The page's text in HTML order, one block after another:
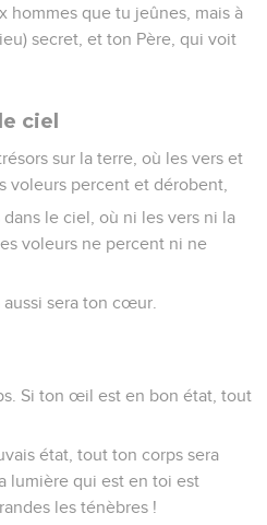
hommes que tu jeûnes, mais à
secret, et ton Père, qui voit
ciel
sur la terre, où les vers et
voleurs percent et dérobent,
dans le ciel, où ni les vers ni la
voleurs ne percent ni ne
sera ton cœur.
Si ton œil est en bon état, tout
état, tout ton corps sera
lumière qui est en toi est
les ténèbres !